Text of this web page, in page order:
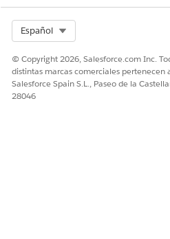
Español
© Copyright 2026, Salesforce.com Inc.
distintas marcas comerciales pertenecen
Salesforce Spain S.L., Paseo de la
28046